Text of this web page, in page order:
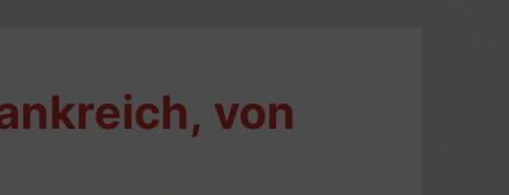
von